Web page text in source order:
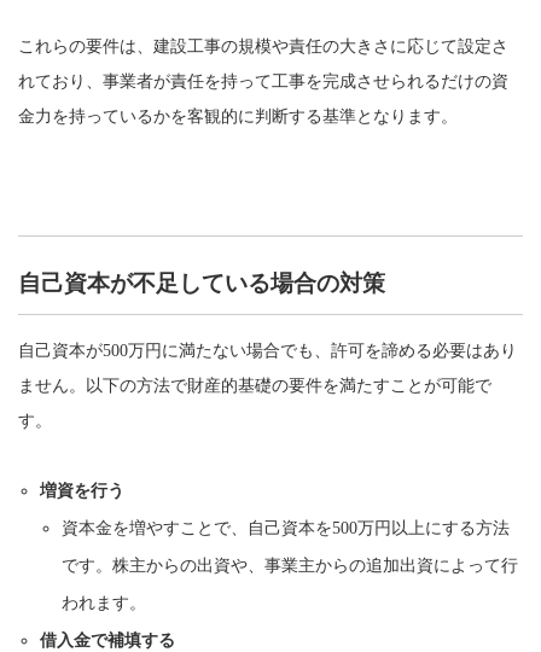
これらの要件は、建設工事の規模や責任の大きさに応じて設定さ
れており、事業者が責任を持って工事を完成させられるだけの資
金力を持っているかを客観的に判断する基準となります。
自己資本が不足している場合の対策
自己資本が500万円に満たない場合でも、許可を諦める必要はあり
ません。以下の方法で財産的基礎の要件を満たすことが可能で
す。
増資を行う
資本金を増やすことで、自己資本を500万円以上にする方法
です。株主からの出資や、事業主からの追加出資によって行
われます。
借入金で補填する